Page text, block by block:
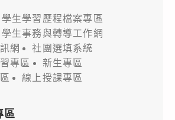
學生學習歷程檔案專區
學生事務與轉導工作網
網
社團選填系統
專區
新生專區
線上授課專區
區